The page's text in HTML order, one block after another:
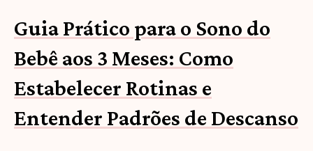
Guia Prático para o Sono do
Bebê aos 3 Meses: Como
Estabelecer Rotinas e
Entender Padrões de Descanso